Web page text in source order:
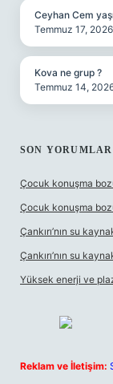
Ceyhan Cem
Temmuz 17, 2026
Kova ne grup ?
Temmuz 14,
SON YORUMLAR
Çocuk konuşma
Çocuk konuşma
Çankırı’nın su
Çankırı’nın su
Yüksek enerji ve
Reklam ve İletişim: